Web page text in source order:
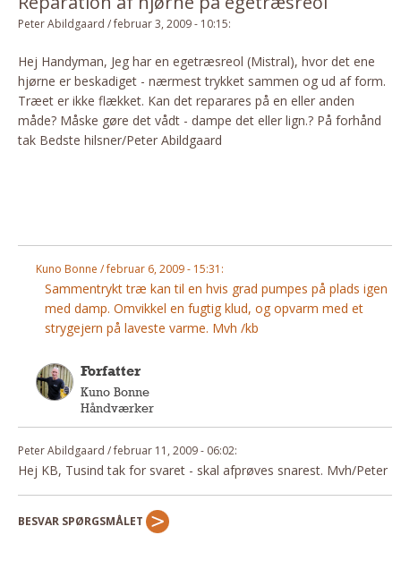
Tips Og Tricks
Kemi
Andet
Båd
GARTNER
Andet
RENGØRING
Rengøring Af Overflader
Peter Abildgaard /februar 3, 2009 - 10:15:
Hej Handyman, Jeg har en egetræsreol (Mistral), hvor det ene
hjørne er beskadiget - nærmest trykket sammen og ud af form.
Træet er ikke flækket. Kan det reparares på en eller anden
måde? Måske gøre det vådt - dampe det eller lign.? På forhånd
tak Bedste hilsner/Peter Abildgaard
Kuno Bonne / februar 6, 2009 - 15:31:
Sammentrykt træ kan til en hvis grad pumpes på plads igen
med damp. Omvikkel en fugtig klud, og opvarm med et
strygejern på laveste varme. Mvh /kb
Forfatter
Kuno Bonne
Håndværker
Peter Abildgaard / februar 11, 2009 - 06:02:
Hej KB, Tusind tak for svaret - skal afprøves snarest. Mvh/Peter
BESVAR SPØRGSMÅLET